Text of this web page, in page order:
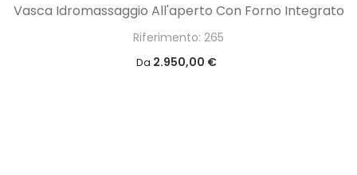
Vasca Idromassaggio All'aperto Con Forno Integrato
Riferimento: 265
Da 2.950,00 €